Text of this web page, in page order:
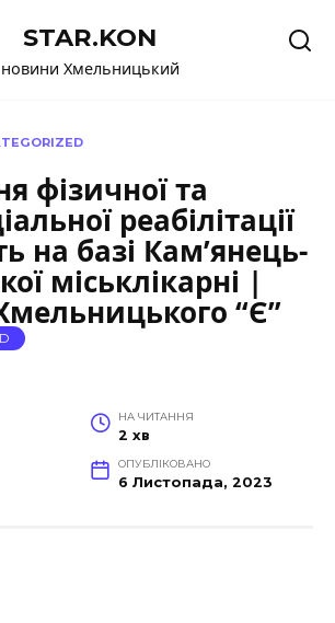
STAR.KON
новини Хмельницький
фізичної та
реабілітації
на базі Кам’янець-
міськлікарні |
“Є”
НА ЧИТАННЯ
2 хв
ОПУБЛІКОВАНО
6 Листопада, 2023